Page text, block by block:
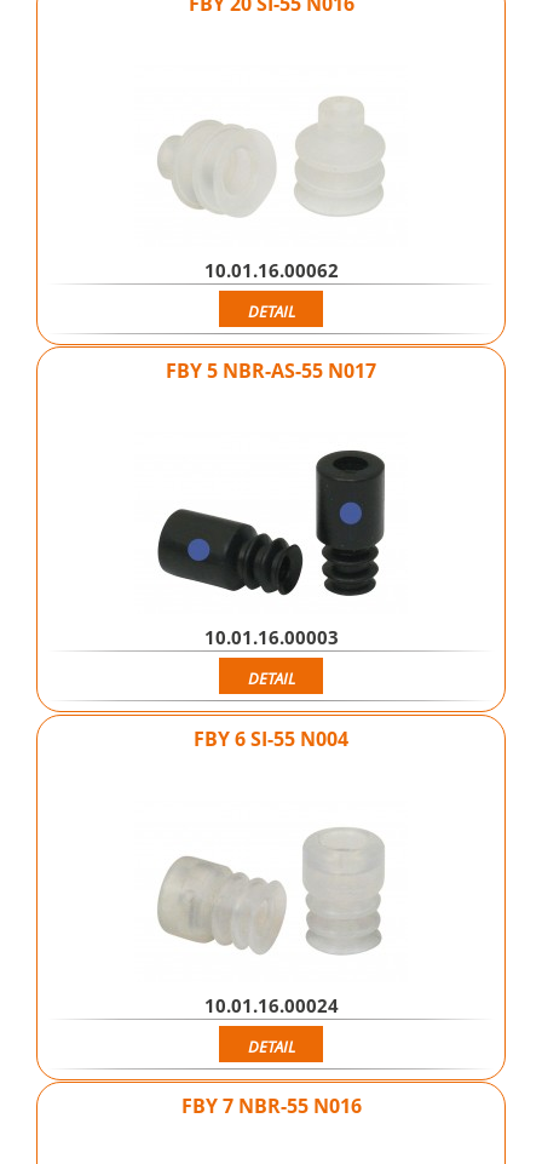
10.01.16.00062
DETAIL
FBY 5 NBR-AS-55 N017
10.01.16.00003
DETAIL
FBY 6 SI-55 N004
10.01.16.00024
DETAIL
FBY 7 NBR-55 N016